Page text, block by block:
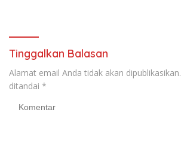
Tinggalkan Balasan
Alamat email Anda tidak akan dipublikasikan.
ditandai *